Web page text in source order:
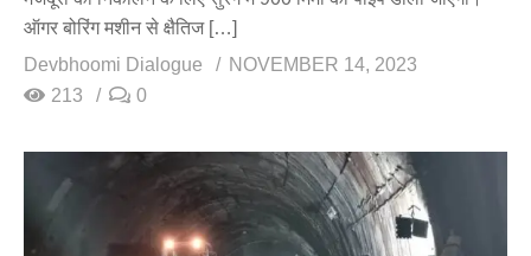
ऑगर बोरिंग मशीन से क्षैतिज […]
Devbhoomi Dialogue
NOVEMBER 14, 2023
213
0